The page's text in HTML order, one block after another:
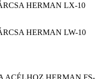
HERMAN LX-10
HERMAN LW-10
ACÉLHOZ HERMAN FS-